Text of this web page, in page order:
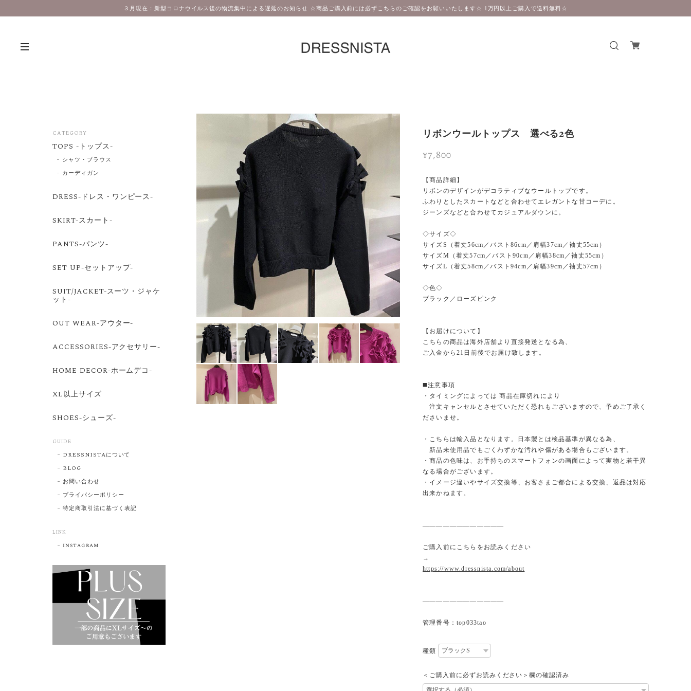
３月現在：新型コロナウイルス後の物流集中による遅延のお知らせ ☆商品ご購入前には必ずこちらのご確認をお願いいたします☆ 1万円以上ご購入で送料無料☆
リボンウールトップス 選べる2色
¥7,800
【商品詳細】
リボンのデザインがデコラティブなウールトップです。
ふわりとしたスカートなどと合わせてエレガントな甘コーデに。
ジーンズなどと合わせてカジュアルダウンに。
◇サイズ◇
サイズS（着丈56cm／バスト86cm／肩幅37cm／袖丈55cm）
サイズM（着丈57cm／バスト90cm／肩幅38cm／袖丈55cm）
サイズL（着丈58cm／バスト94cm／肩幅39cm／袖丈57cm）
◇色◇
ブラック／ローズピンク
【お届けについて】
こちらの商品は海外店舗より直接発送となる為、
ご入金から21日前後でお届け致します。
◼️注意事項
・タイミングによっては 商品在庫切れにより
注文キャンセルとさせていただく恐れもございますので、予めご了承く
ださいませ。
・こちらは輸入品となります。日本製とは検品基準が異なる為、
新品未使用品でもごくわずかな汚れや傷がある場合もございます。
・商品の色味は、お手持ちのスマートフォンの画面によって実物と若干異
なる場合がございます。
・イメージ違いやサイズ交換等、お客さまご都合による交換、返品は対応
出来かねます。
————————————
ご購入前にこちらをお読みください
→
https://www.dressnista.com/about
————————————
管理番号：top033tao
種類
＜ご購入前に必ずお読みください＞欄の確認済み
CATEGORY
TOPS -トップス-
シャツ・ブラウス
カーディガン
DRESS-ドレス・ワンピース-
SKIRT-スカート-
PANTS-パンツ-
SET UP-セットアップ-
SUIT/JACKET-スーツ・ジャケ
ット-
OUT WEAR-アウター-
ACCESSORIES-アクセサリー-
HOME DECOR-ホームデコ-
XL以上サイズ
SHOES-シューズ-
GUIDE
DRESSNISTAについて
BLOG
お問い合わせ
プライバシーポリシー
特定商取引法に基づく表記
LINK
instagram